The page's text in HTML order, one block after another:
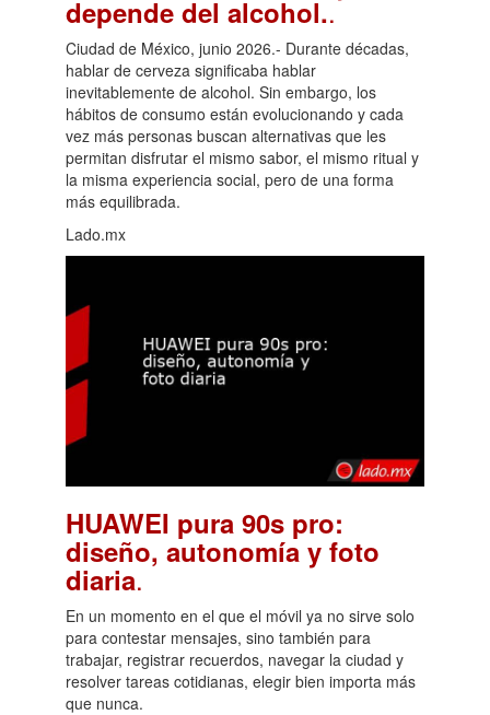
depende del alcohol..
Ciudad de México, junio 2026.- Durante décadas,
hablar de cerveza significaba hablar
inevitablemente de alcohol. Sin embargo, los
hábitos de consumo están evolucionando y cada
vez más personas buscan alternativas que les
permitan disfrutar el mismo sabor, el mismo ritual y
la misma experiencia social, pero de una forma
más equilibrada.
Lado.mx
HUAWEI pura 90s pro:
diseño, autonomía y foto
diaria.
En un momento en el que el móvil ya no sirve solo
para contestar mensajes, sino también para
trabajar, registrar recuerdos, navegar la ciudad y
resolver tareas cotidianas, elegir bien importa más
que nunca.